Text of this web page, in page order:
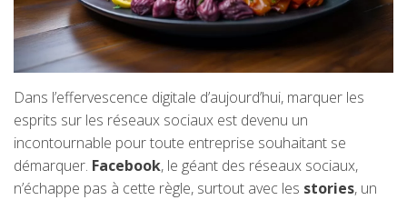
Dans l’effervescence digitale d’aujourd’hui, marquer les
esprits sur les réseaux sociaux est devenu un
incontournable pour toute entreprise souhaitant se
démarquer. Facebook, le géant des réseaux sociaux,
n’échappe pas à cette règle, surtout avec les stories, un